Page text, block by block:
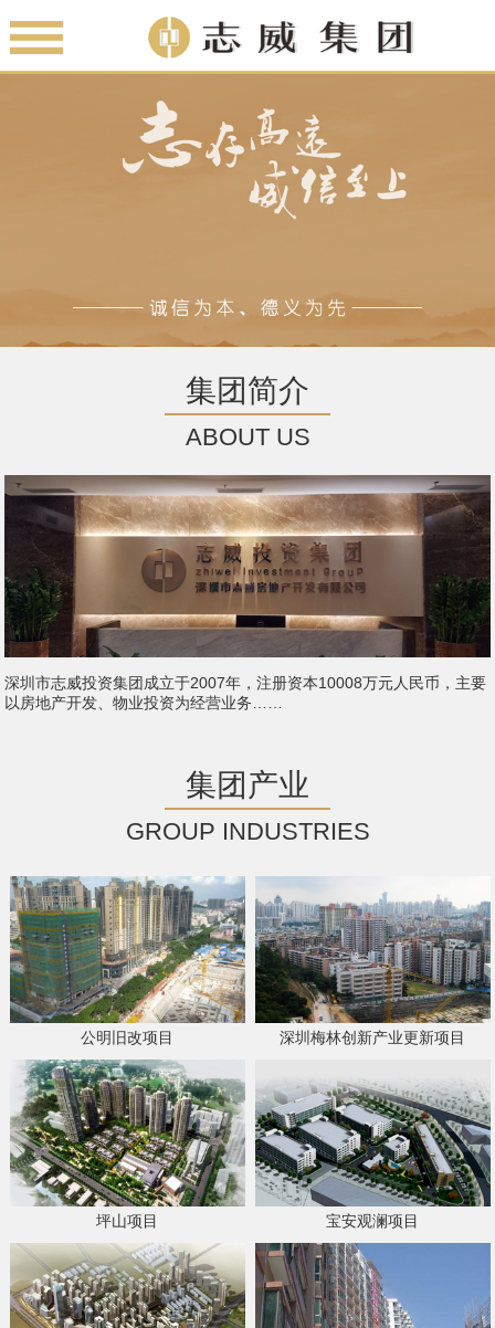
集团简介
ABOUT US
深圳市志威投资集团成立于2007年，注册资本10008万元人民币，主要
以房地产开发、物业投资为经营业务……
集团产业
GROUP INDUSTRIES
公明旧改项目 深圳梅林创新产业更新项目
坪山项目 宝安观澜项目